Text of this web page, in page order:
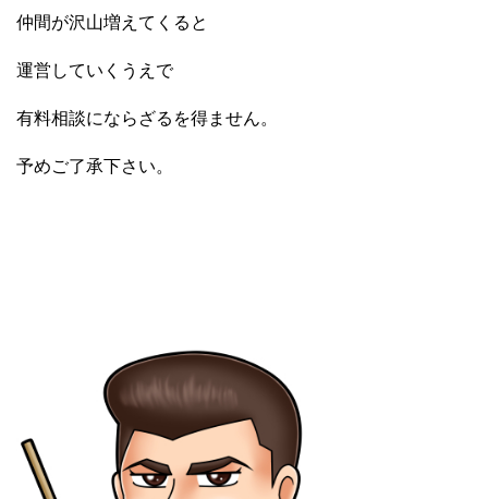
仲間が沢山増えてくると
運営していくうえで
有料相談にならざるを得ません。
予めご了承下さい。